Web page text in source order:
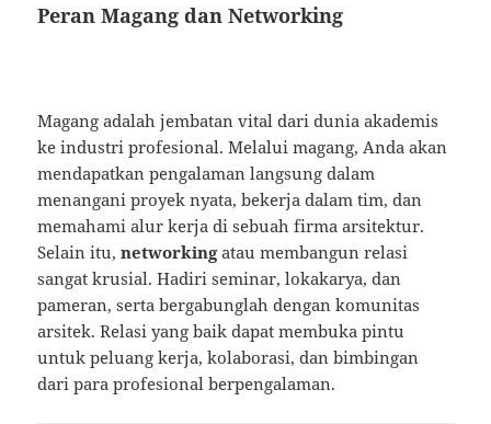
Peran Magang dan Networking
Magang adalah jembatan vital dari dunia akademis
ke industri profesional. Melalui magang, Anda akan
mendapatkan pengalaman langsung dalam
menangani proyek nyata, bekerja dalam tim, dan
memahami alur kerja di sebuah firma arsitektur.
Selain itu,networkingatau membangun relasi
sangat krusial. Hadiri seminar, lokakarya, dan
pameran, serta bergabunglah dengan komunitas
arsitek. Relasi yang baik dapat membuka pintu
untuk peluang kerja, kolaborasi, dan bimbingan
dari para profesional berpengalaman.